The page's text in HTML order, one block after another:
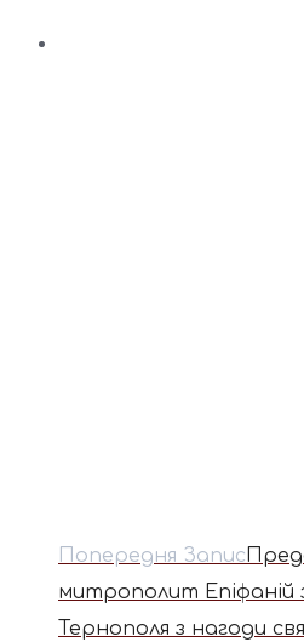
Попередня Запис
митрополит Епіфаній
Тернополя з нагоди